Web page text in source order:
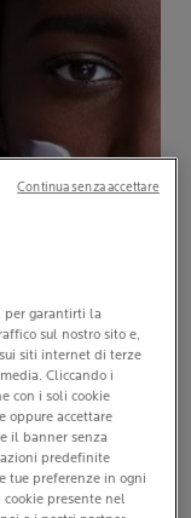
1
per garantirti la
sul nostro sito e,
siti internet di terze
Cliccando i
con i soli cookie
oppure accettare
il banner senza
predefinite
tue preferenze in ogni
presente nel
Continua senza accettare